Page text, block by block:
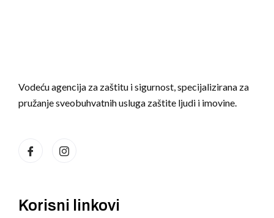
Vodeću agencija za zaštitu i sigurnost, specijalizirana za
pružanje sveobuhvatnih usluga zaštite ljudi i imovine.
Korisni linkovi